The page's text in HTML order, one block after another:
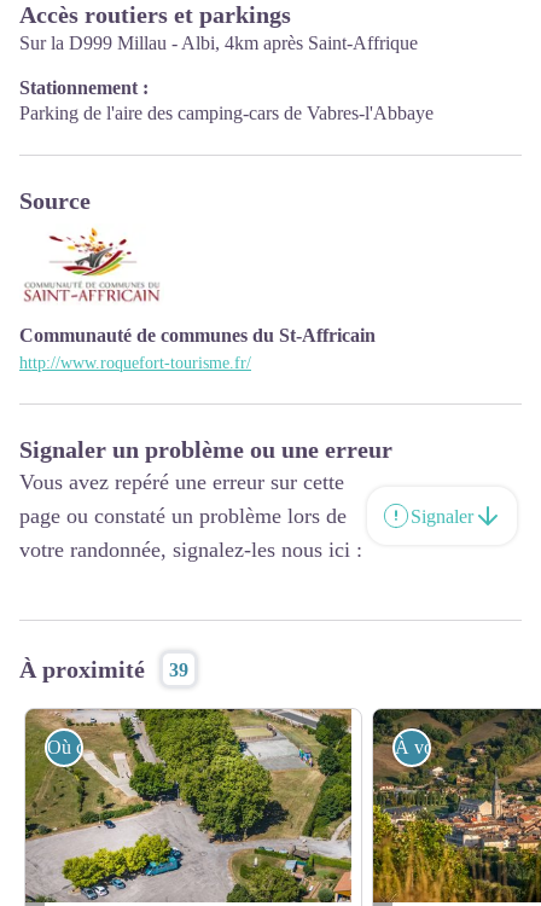
Accès routiers et parkings
Sur la D999 Millau - Albi, 4km après Saint-Affrique
Stationnement :
Parking de l'aire des camping-cars de Vabres-l'Abbaye
Source
Communauté de communes du St-Affricain
http://www.roquefort-tourisme.fr/
Signaler un problème ou une erreur
Vous avez repéré une erreur sur cette
page ou constaté un problème lors de
votre randonnée, signalez-les nous ici :
Signaler
À proximité 39
Où dormir ? À voir